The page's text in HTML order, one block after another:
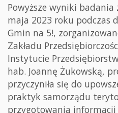
Powyższe wyniki
maja 2023 roku podczas
Gmin na 5!,
Zakładu
Instytucie
hab. Joannę Żukowską,
przyczyniła się do
praktyk samorządu
przygotowania